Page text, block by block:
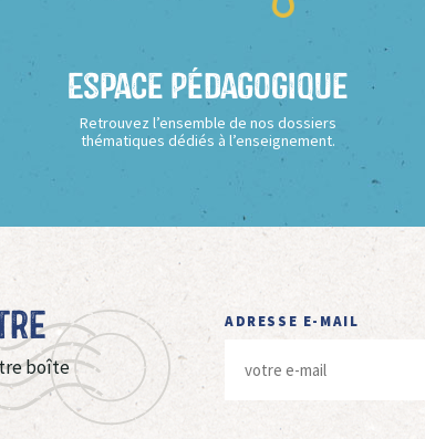
Espace Pédagogique
Retrouvez l’ensemble de nos dossiers
thématiques dédiés à l’enseignement.
boîte
ADRESSE E-MAIL